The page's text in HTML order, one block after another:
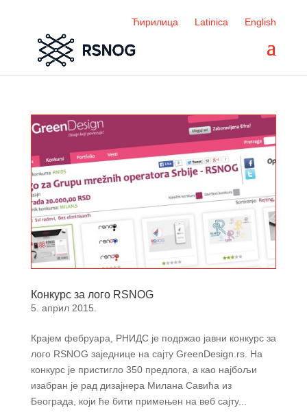
Ћирилица Latinica English
Конкурс за лого RSNOG
5. април 2015.
Крајем фебруара, РНИДС је подржао јавни конкурс за
лого RSNOG заједнице на сајту GreenDesign.rs. На
конкурс је пристигло 350 предлога, а као најбољи
изабран је рад дизајнера Милана Савића из
Београда, који ће бити примењен на веб сајту...